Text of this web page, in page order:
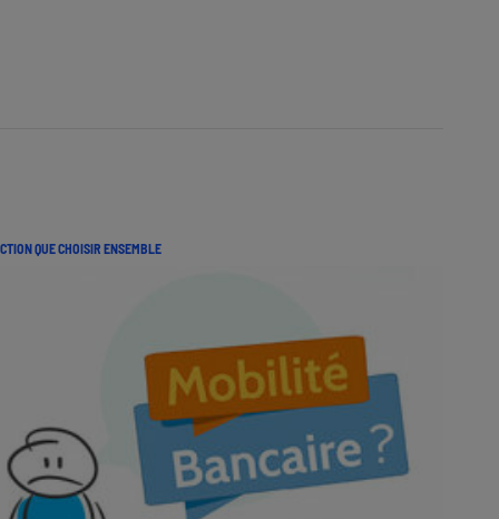
QUE CHOISIR ENSEMBLE